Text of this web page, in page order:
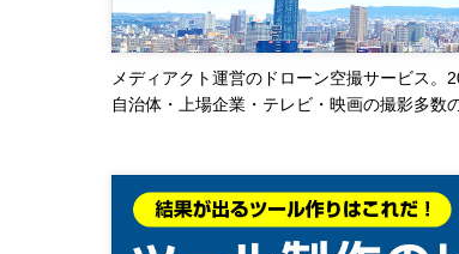
メディアクト運営のドローン空撮サービス。
自治体・上場企業・テレビ・映画の撮影多数